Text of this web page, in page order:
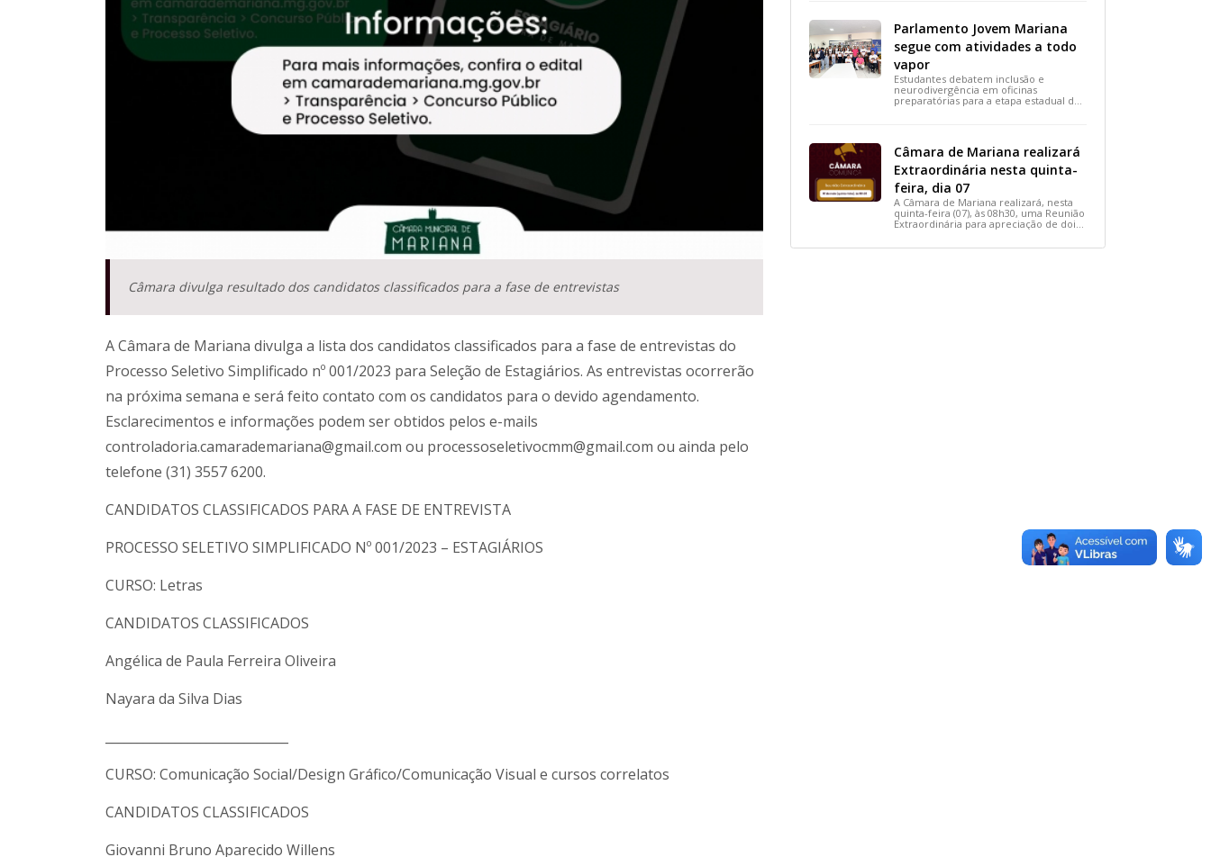
Câmara divulga resultado dos candidatos classificados para a fase de entrevistas
A Câmara de Mariana divulga a lista dos candidatos classificados para a fase de entrevistas do
Processo Seletivo Simplificado nº 001/2023 para Seleção de Estagiários. As entrevistas ocorrerão
na próxima semana e será feito contato com os candidatos para o devido agendamento.
Esclarecimentos e informações podem ser obtidos pelos e-mails
controladoria.camarademariana@gmail.com ou processoseletivocmm@gmail.com ou ainda pelo
telefone (31) 3557 6200.
CANDIDATOS CLASSIFICADOS PARA A FASE DE ENTREVISTA
PROCESSO SELETIVO SIMPLIFICADO Nº 001/2023 – ESTAGIÁRIOS
CURSO: Letras
CANDIDATOS CLASSIFICADOS
Angélica de Paula Ferreira Oliveira
Nayara da Silva Dias
CURSO: Comunicação Social/Design Gráfico/Comunicação Visual e cursos correlatos
CANDIDATOS CLASSIFICADOS
Giovanni Bruno Aparecido Willens
cidade.
Parlamento Jovem Mariana
segue com atividades a todo
vapor
Estudantes debatem inclusão e
neurodivergência em oficinas
preparatórias para a etapa estadual de
2026.
Câmara de Mariana realizará
Extraordinária nesta quinta-
feira, dia 07
A Câmara de Mariana realizará, nesta
quinta-feira (07), às 08h30, uma Reunião
Extraordinária para apreciação de dois
importantes projetos de interesse do
município.